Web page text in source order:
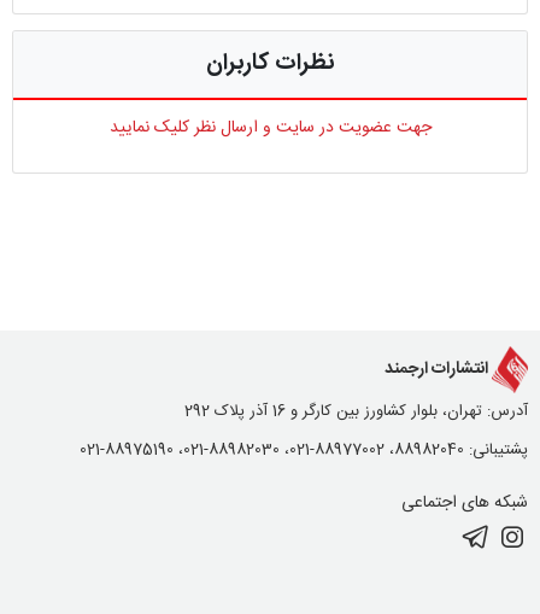
نظرات کاربران
جهت عضویت در سایت و ارسال نظر کلیک نمایید
انتشارات ارجمند
آدرس: تهران، بلوار کشاورز بین کارگر و 16 آذر پلاک 292
پشتیبانی: 88982040، 88977002-021، 88982030-021، 88975190-021
شبکه های اجتماعی